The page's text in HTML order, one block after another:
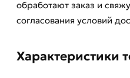
обработают заказ и
согласования условий
Характеристики